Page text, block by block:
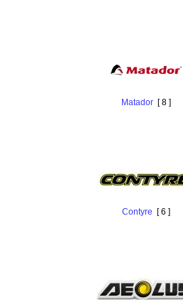
Matador [ 8 ]
Contyre [ 6 ]